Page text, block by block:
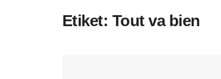
Etiket: Tout va bien